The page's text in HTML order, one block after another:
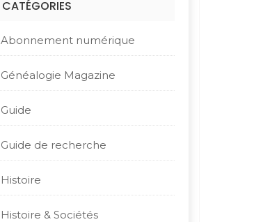
CATÉGORIES
Abonnement numérique
Généalogie Magazine
Guide
Guide de recherche
Histoire
Histoire & Sociétés